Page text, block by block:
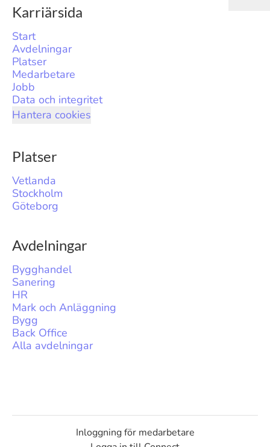
Karriärsida
Start
Avdelningar
Platser
Medarbetare
Jobb
Data och integritet
Hantera cookies
Platser
Vetlanda
Stockholm
Göteborg
Avdelningar
Bygghandel
Sanering
HR
Mark och Anläggning
Bygg
Back Office
Alla avdelningar
Inloggning för medarbetare